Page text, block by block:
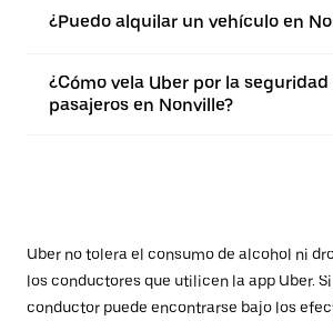
¿Puedo alquilar un vehículo en
¿Cómo vela Uber por la seguridad
pasajeros en Nonville?
Uber no tolera el consumo de alcohol ni
los conductores que utilicen la app Uber.
conductor puede encontrarse bajo los